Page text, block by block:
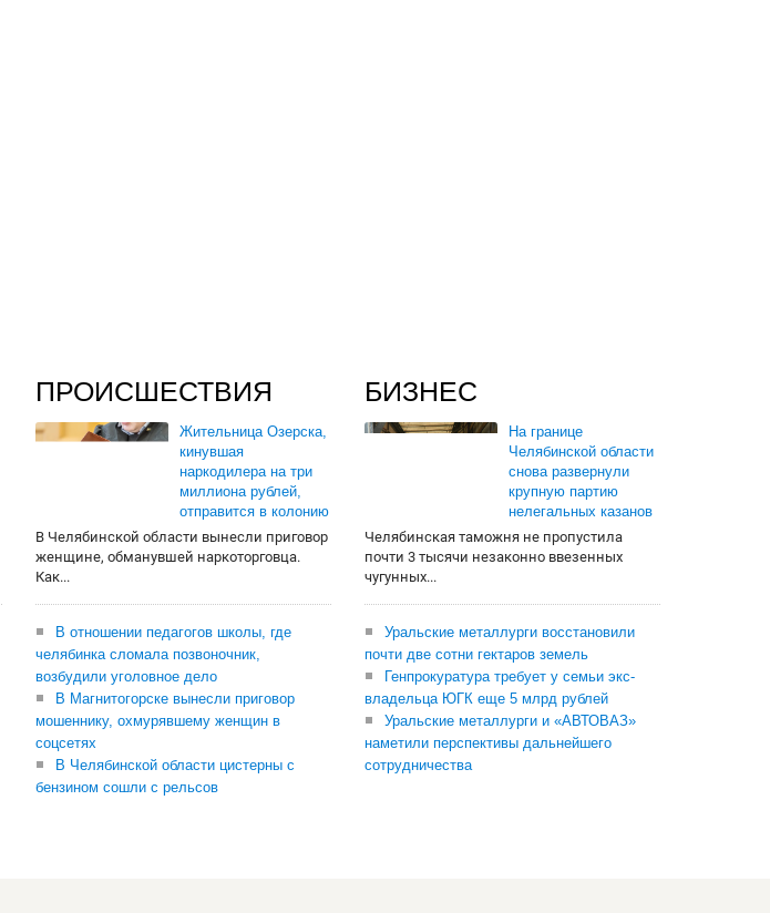
ПРОИСШЕСТВИЯ
Жительница Озерска,
кинувшая
наркодилера на три
миллиона рублей,
отправится в колонию
В Челябинской области вынесли приговор
женщине, обманувшей наркоторговца.
Как...
В отношении педагогов школы, где
челябинка сломала позвоночник,
возбудили уголовное дело
В Магнитогорске вынесли приговор
мошеннику, охмурявшему женщин в
соцсетях
В Челябинской области цистерны с
бензином сошли с рельсов
БИЗНЕС
На границе
Челябинской области
снова развернули
крупную партию
нелегальных казанов
Челябинская таможня не пропустила
почти 3 тысячи незаконно ввезенных
чугунных...
Уральские металлурги восстановили
почти две сотни гектаров земель
Генпрокуратура требует у семьи экс-
владельца ЮГК еще 5 млрд рублей
Уральские металлурги и «АВТОВАЗ»
наметили перспективы дальнейшего
сотрудничества